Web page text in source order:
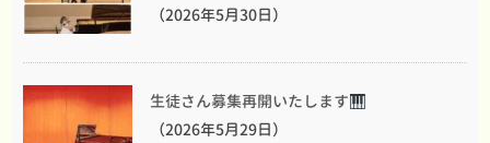
（2026年5月30日）
生徒さん募集再開いたします
（2026年5月29日）